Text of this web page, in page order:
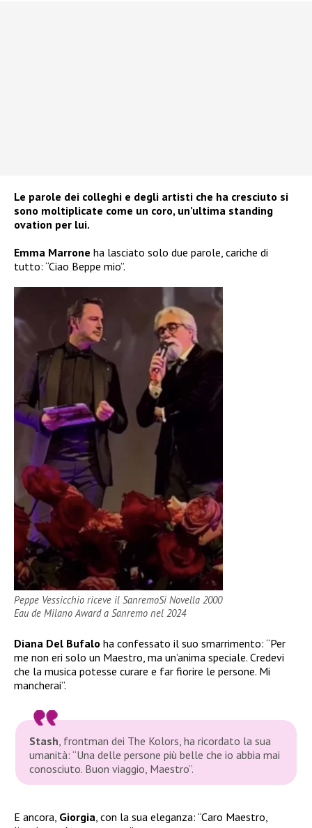
Le parole dei colleghi e degli artisti che ha cresciuto si
sono moltiplicate come un coro, un’ultima standing
ovation per lui.
Emma Marrone ha lasciato solo due parole, cariche di
tutto: “Ciao Beppe mio”.
Peppe Vessicchio riceve il SanremoSi Novella 2000
Eau de Milano Award a Sanremo nel 2024
Diana Del Bufalo ha confessato il suo smarrimento: “Per
me non eri solo un Maestro, ma un’anima speciale. Credevi
che la musica potesse curare e far fiorire le persone. Mi
mancherai”.
Stash , frontman dei The Kolors, ha ricordato la sua
umanità: “Una delle persone più belle che io abbia mai
conosciuto. Buon viaggio, Maestro”.
E ancora, Giorgia , con la sua eleganza: “Caro Maestro,